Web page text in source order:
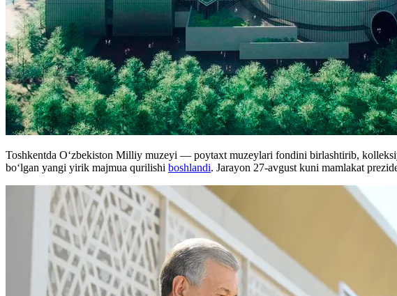
Toshkentda O‘zbekiston Milliy muzeyi — poytaxt muzeylari fondini birlashtirib,
bo‘lgan yangi yirik majmua qurilishi boshlandi. Jarayon 27-avgust kuni mamlakat